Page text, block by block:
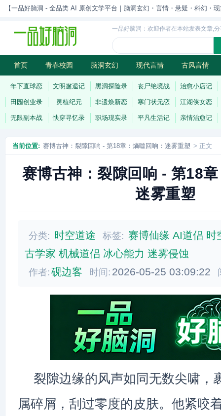
【一品好脑洞 - 全品类 AI 原创文学平台｜脑洞玄幻・言情・悬疑・科幻・
一品好脑洞：欢迎作者在本站发表文章,
首页 青春校园 脑洞玄幻 现代言情 古风言情
历史权谋 武侠江湖 灵异志怪 连载
年下直球恋 文明邂逅记 黑洞探险录 丧尸绝境战 治愈小店记
田园创业录 灵植纪元 非遗焕新恋 寒门状元恋 江湖侠女恋
无限副本战 快穿寻忆录 职场现实录 平凡生活记 亲情治愈记
当前位置: 赛博古神：裂隙回响 - 第18章：熵噬回响：迷雾重塑 > 正文
赛博古神：裂隙回响 - 第18
迷雾重塑
分类: 时空道途 标签: 赛博仙缘 AI道侣 时
古学家 机械道侣 冰心能力 迷雾侵蚀
作者:砚边客 时间: 2026-05-25 03:09:22
裂隙边缘的风声如同无数尖啸，
属碎屑，刮过零度的皮肤。他紧咬